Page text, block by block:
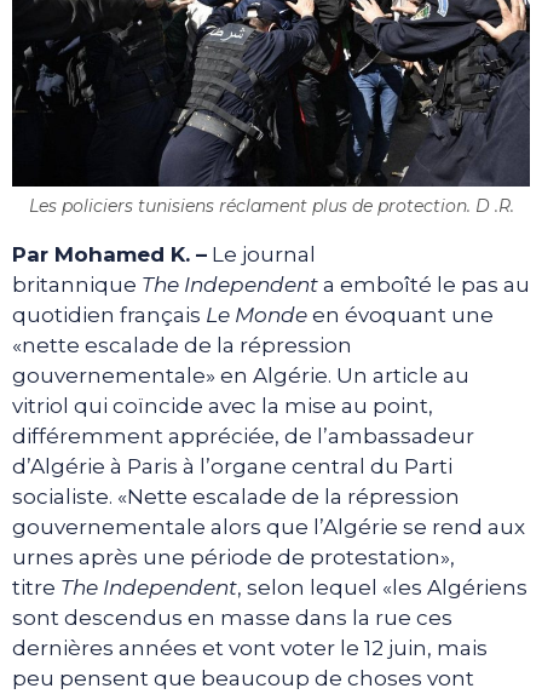
Les policiers tunisiens réclament plus de protection. D .R.
Par Mohamed K. – Le journal
britannique The Independent a emboîté le pas au
quotidien français Le Monde en évoquant une
«nette escalade de la répression
gouvernementale» en Algérie. Un article au
vitriol qui coïncide avec la mise au point,
différemment appréciée, de l’ambassadeur
d’Algérie à Paris à l’organe central du Parti
socialiste. «Nette escalade de la répression
gouvernementale alors que l’Algérie se rend aux
urnes après une période de protestation»,
titre The Independent, selon lequel «les Algériens
sont descendus en masse dans la rue ces
dernières années et vont voter le 12 juin, mais
peu pensent que beaucoup de choses vont